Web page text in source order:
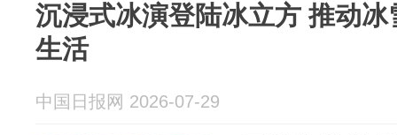
沉浸式冰演登陆冰立方 推动
生活
中国日报网 2026-07-29